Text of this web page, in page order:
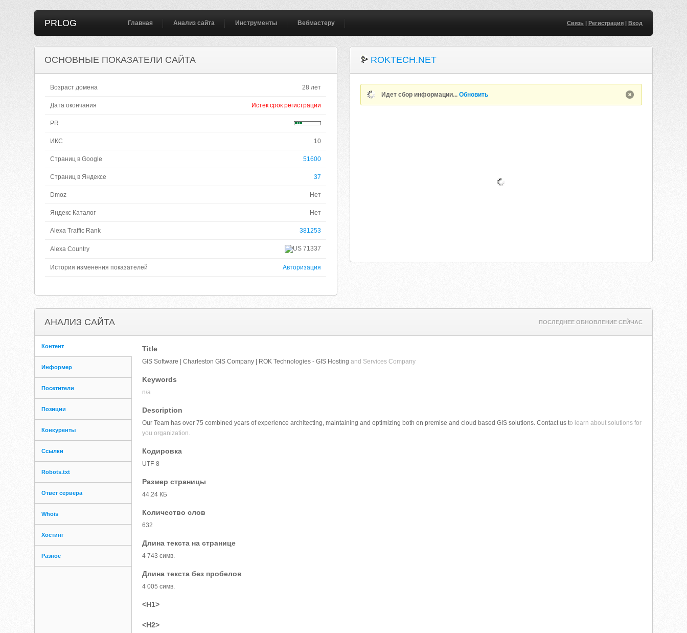
PRLOG Главная Анализ сайта Инструменты Вебмастеру Связь| Регистрация| Вход
ОСНОВНЫЕ ПОКАЗАТЕЛИ САЙТА
Возраст домена 28 лет
Дата окончания Истек срок регистрации
PR
ИКС 10
Страниц в Google 51600
Страниц в Яндексе 37
Dmoz Нет
Яндекс Каталог Нет
Alexa Traffic Rank 381253
Alexa Country 71337
История изменения показателей Авторизация
ROKTECH.NET
Идет сбор информации...Обновить
АНАЛИЗ САЙТА ПОСЛЕДНЕЕ ОБНОВЛЕНИЕ СЕЙЧАС
Контент
Информер
Посетители
Позиции
Конкуренты
Ссылки
Robots.txt
Ответ сервера
Whois
Хостинг
Разное
Title
GIS Software | Charleston GIS Company | ROK Technologies - GIS Hosting and Services Company
Keywords
n/a
Description
Our Team has over 75 combined years of experience architecting, maintaining and optimizing both on premise and cloud based GIS solutions. Contact us to learn about solutions for
you organization.
Кодировка
UTF-8
Размер страницы
44.24 КБ
Количество слов
632
Длина текста на странице
4 743 симв.
Длина текста без пробелов
4 005 симв.
<H1>
<H2>